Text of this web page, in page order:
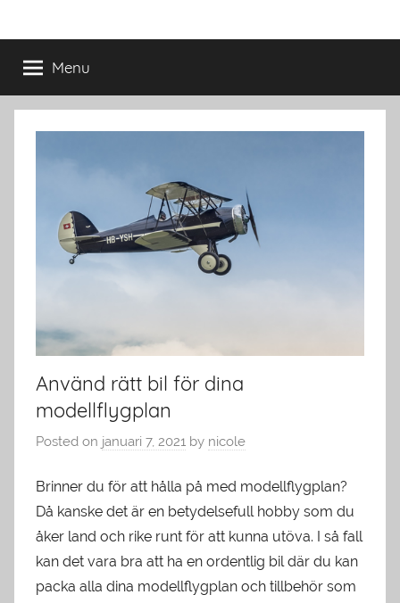
to
content
Mfkjupiter.se
Menu
Använd rätt bil för dina
modellflygplan
Posted on januari 7, 2021 by nicole
Brinner du för att hålla på med modellflygplan?
Då kanske det är en betydelsefull hobby som du
åker land och rike runt för att kunna utöva. I så fall
kan det vara bra att ha en ordentlig bil där du kan
packa alla dina modellflygplan och tillbehör som